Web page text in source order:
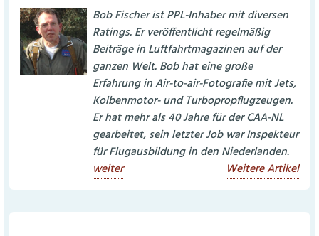
Bob Fischer ist PPL-Inhaber mit diversen
Ratings. Er veröffentlicht regelmäßig
Beiträge in Luftfahrtmagazinen auf der
ganzen Welt. Bob hat eine große
Erfahrung in Air-to-air-Fotografie mit Jets,
Kolbenmotor- und Turbopropflugzeugen.
Er hat mehr als 40 Jahre für der CAA-NL
gearbeitet, sein letzter Job war Inspekteur
für Flugausbildung in den Niederlanden.
weiter
Weitere Artikel